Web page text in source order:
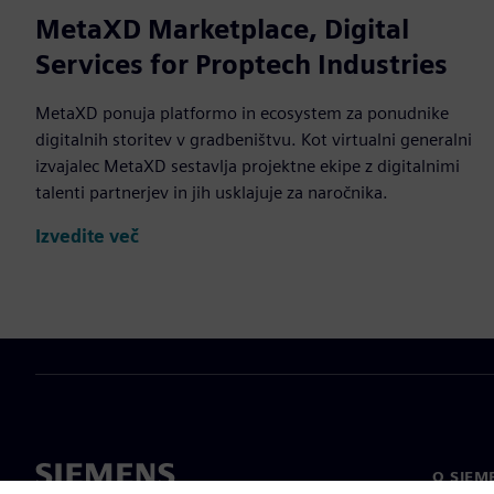
MetaXD Marketplace, Digital
Services for Proptech Industries
MetaXD ponuja platformo in ecosystem za ponudnike
digitalnih storitev v gradbeništvu. Kot virtualni generalni
izvajalec MetaXD sestavlja projektne ekipe z digitalnimi
talenti partnerjev in jih usklajuje za naročnika.
Izvedite več
O